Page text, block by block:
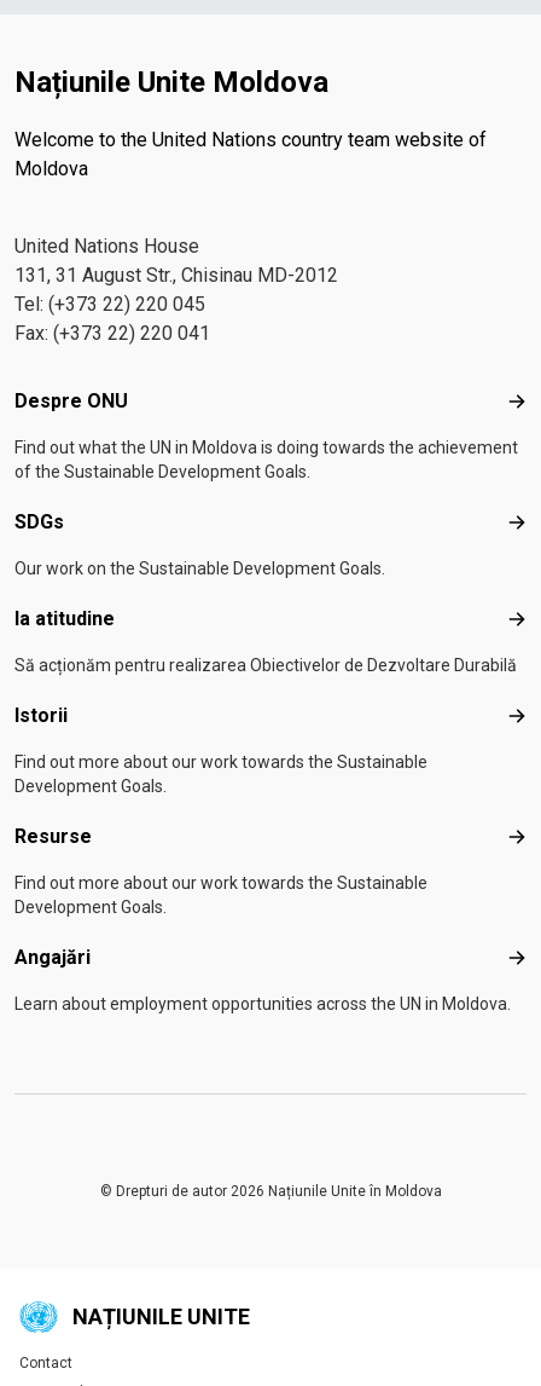
Națiunile Unite Moldova
Welcome to the United Nations country team website of
Moldova
United Nations House
131, 31 August Str., Chisinau MD-2012
Tel: (+373 22) 220 045
Fax: (+373 22) 220 041
Footer menu
Despre ONU
Find out what the UN in Moldova is doing towards the achievement
of the Sustainable Development Goals.
SDGs
Our work on the Sustainable Development Goals.
Ia atitudine Ia
Să acționăm pentru realizarea Obiectivelor de Dezvoltare Durabilă
Istorii
Find out more about our work towards the Sustainable
Development Goals.
Resurse
Find out more about our work towards the Sustainable
Development Goals.
Angajări
Learn about employment opportunities across the UN in Moldova.
© Drepturi de autor 2026 Națiunile Unite în Moldova
NAȚIUNILE UNITE
Global U.N. menu
Contact